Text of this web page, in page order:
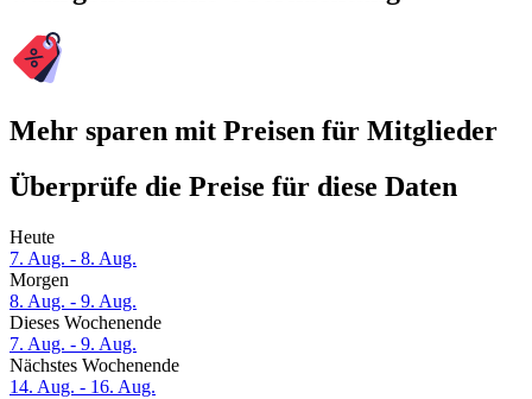
Mehr sparen mit Preisen für Mitglieder
Überprüfe die Preise für diese Daten
Heute
7. Aug. - 8. Aug.
Morgen
8. Aug. - 9. Aug.
Dieses Wochenende
7. Aug. - 9. Aug.
Nächstes Wochenende
14. Aug. - 16. Aug.